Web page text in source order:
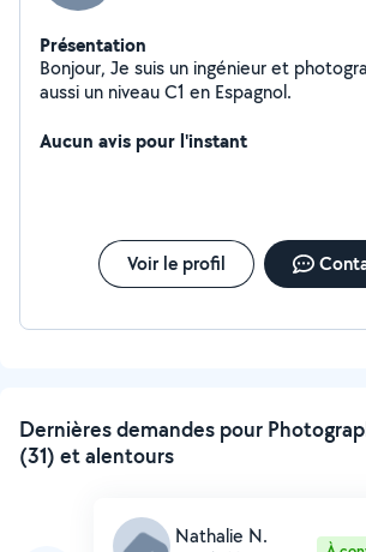
Présentation
Bonjour, Je suis un ingénieur et photographe pro. J'ai
aussi un niveau C1 en Espagnol.
Aucun avis pour l'instant
Voir le profil
Dernières demandes pour
(31) et alentours
Nathalie N.